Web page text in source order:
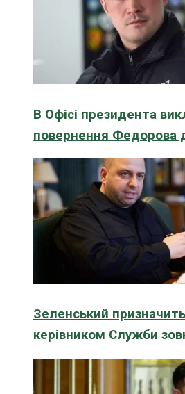
В Офісі президента
повернення Федорова
Зеленський
керівником Служби